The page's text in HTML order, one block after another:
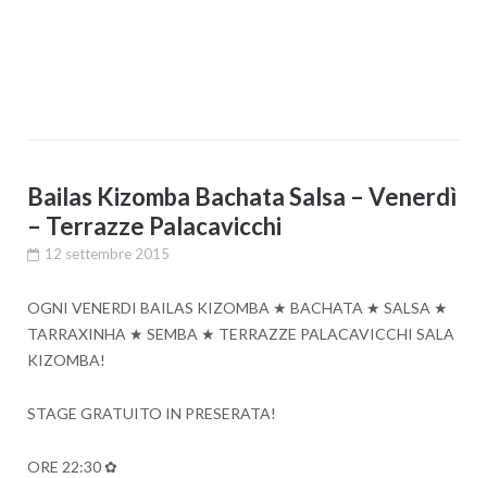
Bailas Kizomba Bachata Salsa – Venerdì
– Terrazze Palacavicchi
12 settembre 2015
OGNI VENERDI BAILAS KIZOMBA ★ BACHATA ★ SALSA ★
TARRAXINHA ★ SEMBA ★ TERRAZZE PALACAVICCHI SALA
KIZOMBA!
STAGE GRATUITO IN PRESERATA!
ORE 22:30 ✿